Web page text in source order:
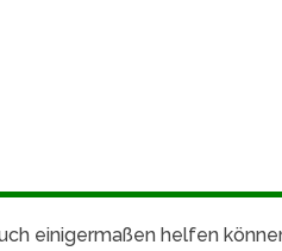
einigermaßen helfen